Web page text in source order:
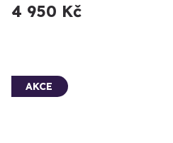
4 950 Kč
AKCE